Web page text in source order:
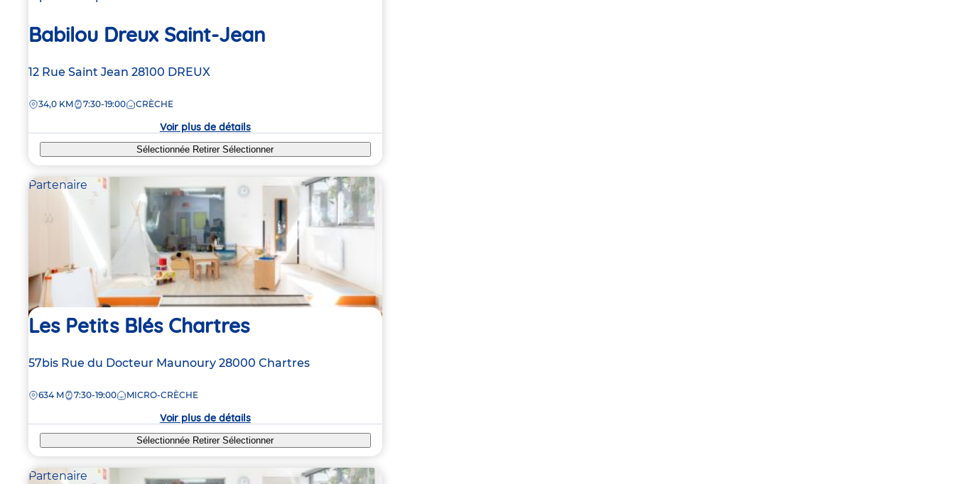
Babilou Dreux Saint-Jean
Adresse
la
12 Rue Saint Jean 28100 DREUX
DISTANCE
34,0 KM 7:30-19:00 CRÈCHE
Voir plus de détails
Sélectionnée RetirerSélectionner
Partenaire
Les Petits Blés Chartres
Adresse
la
57bis Rue du Docteur Maunoury 28000 Chartres
DISTANCE
634 M 7:30-19:00 MICRO-CRÈCHE
Voir plus de détails
Sélectionnée RetirerSélectionner
Partenaire